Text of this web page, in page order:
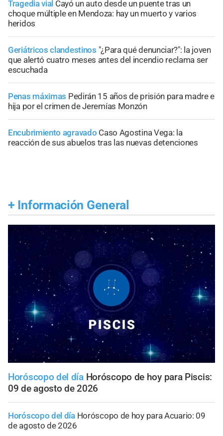
Tragedia vial Cayó un auto desde un puente tras un
choque múltiple en Mendoza: hay un muerto y varios
heridos
Geriátricos clandestinos "¿Para qué denunciar?": la joven
que alertó cuatro meses antes del incendio reclama ser
escuchada
Penas máximas Pedirán 15 años de prisión para madre e
hija por el crimen de Jeremías Monzón
Encubrimiento agravado Caso Agostina Vega: la
reacción de sus abuelos tras las nuevas detenciones
+ Información General
Horóscopo del día Horóscopo de hoy para Piscis:
09 de agosto de 2026
Horóscopo del día Horóscopo de hoy para Acuario: 09
de agosto de 2026